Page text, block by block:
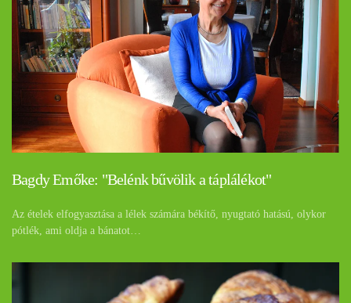
Bagdy Emőke: "Belénk bűvölik a táplálékot"
Az ételek elfogyasztása a lélek számára békítő, nyugtató hatású, olykor
pótlék, ami oldja a bánatot…